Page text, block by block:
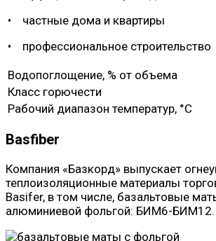
• частные дома и квартиры
• профессиональное строительство
Водопоглощение, % от объема
Класс горючести
Рабочий диапазон температур, °C
Basfiber
Компания «Базкорд» выпускает
теплоизоляционные материалы
Basifer, в том числе, базальтовые
алюминиевой фольгой: БИМ6-БИМ12.